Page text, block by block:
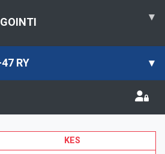
▾
RY ▾
KES